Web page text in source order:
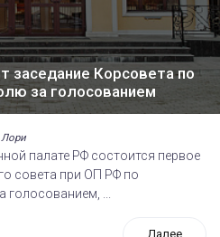
заседание Корсовета по
за голосованием
палате РФ состоится первое
совета при ОП РФ по
...
Далее